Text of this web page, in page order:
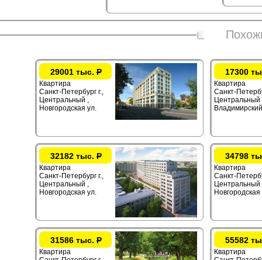
29001 тыс.Р
Квартира
Санкт-Петербург г.,
Центральный ,
Новгородская ул.
17300
Квартира
Санкт-
Центральный
32182 тыс.Р
Квартира
Санкт-Петербург г.,
Центральный ,
Новгородская ул.
34798
Квартира
Санкт-
Центральный
Новгородская
31586 тыс.Р
Квартира
55582
Квартира